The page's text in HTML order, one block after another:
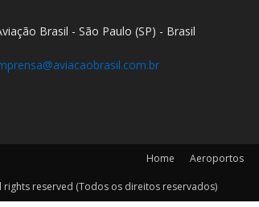
Brasil - São Paulo (SP) - Brasil
Home Aeroportos
rights reserved (Todos os direitos reservados)